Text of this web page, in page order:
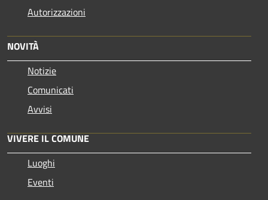
Autorizzazioni
NOVITÀ
Notizie
Comunicati
Avvisi
VIVERE IL COMUNE
Luoghi
Eventi